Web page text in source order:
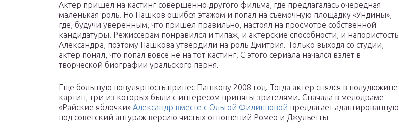
Актер пришел на кастинг совершенно другого фильма, где предлагалась очередная
маленькая роль. Но Пашков ошибся этажом и попал на съемочную площадку «Ундины»,
где, будучи уверенным, что пришел правильно, настоял на просмотре собственной
кандидатуры. Режиссерам понравился и типаж, и актерские способности, и напористость
Александра, поэтому Пашкова утвердили на роль Дмитрия. Только выходя со студии,
актер понял, что попал вовсе не на тот кастинг. С этого сериала начался взлет в
творческой биографии уральского парня.
Еще большую популярность принес Пашкову 2008 год. Тогда актер снялся в полудюжине
картин, три из которых были с интересом приняты зрителями. Сначала в мелодраме
«Райские яблочки» Александр вместе с Ольгой Филипповой предлагает адаптированную
под советский антураж версию чистых отношений Ромео и Джульетты